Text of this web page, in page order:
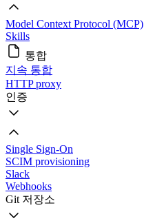
Model Context Protocol (MCP)
Skills
통합
지속 통합
HTTP proxy
인증
Single Sign-On
SCIM provisioning
Slack
Webhooks
Git 저장소